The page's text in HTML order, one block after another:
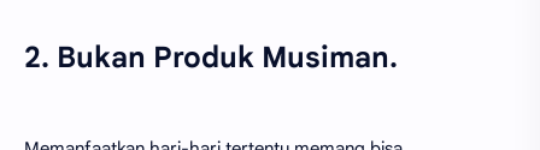
2. Bukan Produk Musiman.